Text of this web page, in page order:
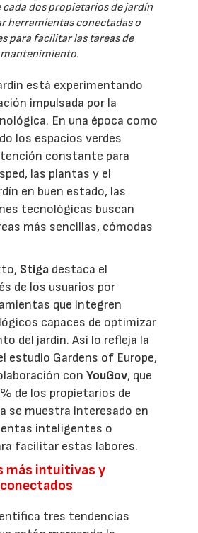
cada dos propietarios de jardín
herramientas conectadas o
para facilitar las tareas de
mantenimiento.
está experimentando
impulsada por la
En una época como
los espacios verdes
constante para
las plantas y el
en buen estado, las
tecnológicas buscan
más sencillas, cómodas
Stiga destaca el
de los usuarios por
que integren
capaces de optimizar
del jardín. Así lo refleja la
estudio Gardens of Europe,
conYouGov, que
de los propietarios de
se muestra interesado en
inteligentes o
facilitar estas labores.
más intuitivas y
tres tendencias